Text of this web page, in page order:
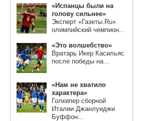
«Испанцы были на
голову сильнее»
Эксперт «Газеты.Ru»
олимпийский чемпион...
«Это волшебство»
Вратарь Икер Касильяс
после победы на...
«Нам не хватило
характера»
Голкипер сборной
Италии Джанлуиджи
Буффон...